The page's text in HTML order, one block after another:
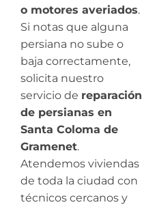
o motores averiados.
Si notas que alguna
persiana no sube o
baja correctamente,
solicita nuestro
servicio de reparación
de persianas en
Santa Coloma de
Gramenet.
Atendemos viviendas
de toda la ciudad con
técnicos cercanos y